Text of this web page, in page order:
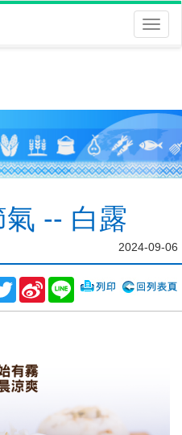
-- 白露
2024-09-06
TwitterSina
Weibo
Line